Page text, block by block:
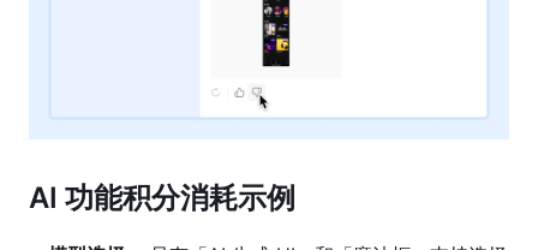
明
级
AI 功能积分消耗示例